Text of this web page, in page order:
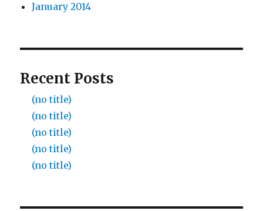
January 2014
Recent Posts
(no title)
(no title)
(no title)
(no title)
(no title)